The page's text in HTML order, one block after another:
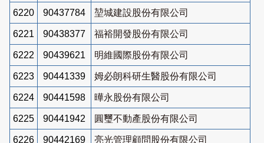
6220 90437784 堃城建設股份有限公司
6221 90438377 福裕開發股份有限公司
6222 90439621 明維國際股份有限公司
6223 90441339 姆必朗科研生醫股份有限公司
6224 90441598 曄永股份有限公司
6225 90441942 圓璽不動產股份有限公司
6226 90442169 亮光管理顧問股份有限公司